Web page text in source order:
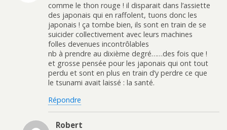
comme le thon rouge ! il disparait dans l’assiette
des japonais qui en raffolent, tuons donc les
japonais ! ça tombe bien, ils sont en train de se
suicider collectivement avec leurs machines
folles devenues incontrôlables
nb à prendre au dixième degré……des fois que !
et grosse pensée pour les japonais qui ont tout
perdu et sont en plus en train d’y perdre ce que
le tsunami avait laissé : la santé.
Répondre
Robert